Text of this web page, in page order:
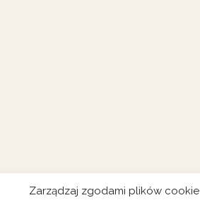
Zarządzaj zgodami plików cookie